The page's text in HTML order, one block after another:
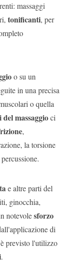
massaggi
tonificanti, per
o su un
in una precisa
o quella
massaggioci
,
la torsione
e altre parti del
ginocchia,
notevolesforzo
di
previsto l'utilizzo
.